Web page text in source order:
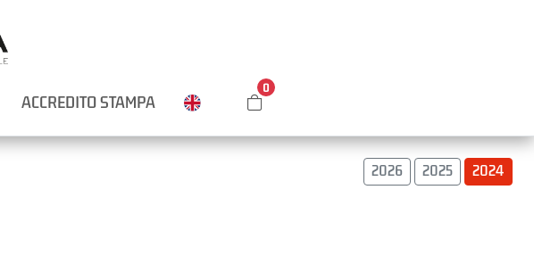
ACCREDITO STAMPA
0
2026 2025 2024